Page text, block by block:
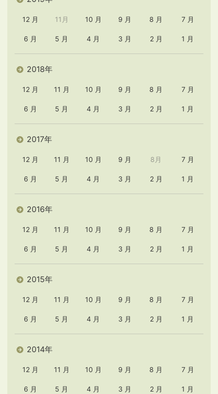
12 月 11月 10 月 9 月 8 月 7 月
6 月 5 月 4 月 3 月 2 月 1 月
2018年
12 月 11 月 10 月 9 月 8 月 7 月
6 月 5 月 4 月 3 月 2 月 1 月
2017年
12 月 11 月 10 月 9 月 8月 7 月
6 月 5 月 4 月 3 月 2 月 1 月
2016年
12 月 11 月 10 月 9 月 8 月 7 月
6 月 5 月 4 月 3 月 2 月 1 月
2015年
12 月 11 月 10 月 9 月 8 月 7 月
6 月 5 月 4 月 3 月 2 月 1 月
2014年
12 月 11 月 10 月 9 月 8 月 7 月
6 月 5 月 4 月 3 月 2 月 1 月